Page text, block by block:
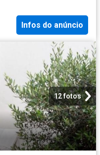
Infos do anúncio
12 fotos